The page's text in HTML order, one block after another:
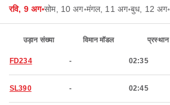
रवि, 9 अग॰सोम, 10 अग॰मंगल, 11 अग॰बुध, 12 अग॰
उड़ान संख्या विमान मॉडल प्रस्थान
FD234 - 02:35
SL390 - 02:45